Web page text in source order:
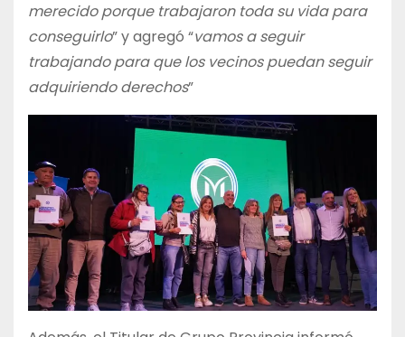
merecido porque trabajaron toda su vida para
conseguirlo” y agregó “vamos a seguir
trabajando para que los vecinos puedan seguir
adquiriendo derechos”